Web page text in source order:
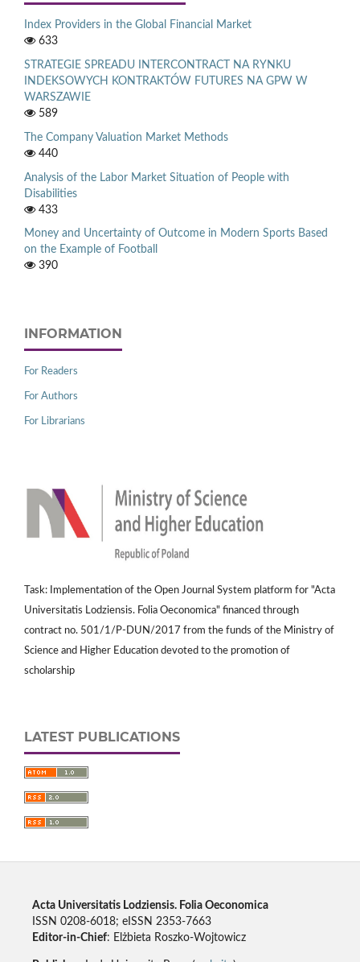
Index Providers in the Global Financial Market
633
STRATEGIE SPREADU INTERCONTRACT NA RYNKU
INDEKSOWYCH KONTRAKTÓW FUTURES NA GPW W
WARSZAWIE
589
The Company Valuation Market Methods
440
Analysis of the Labor Market Situation of People with
Disabilities
433
Money and Uncertainty of Outcome in Modern Sports Based
on the Example of Football
390
INFORMATION
For Readers
For Authors
For Librarians
Task: Implementation of the Open Journal System platform for "Acta
Universitatis Lodziensis. Folia Oeconomica" financed through
contract no. 501/1/P-DUN/2017 from the funds of the Ministry of
Science and Higher Education devoted to the promotion of
scholarship
LATEST PUBLICATIONS
Acta Universitatis Lodziensis. Folia Oeconomica
ISSN 0208-6018; eISSN 2353-7663
Editor-in-Chief: Elżbieta Roszko-Wojtowicz